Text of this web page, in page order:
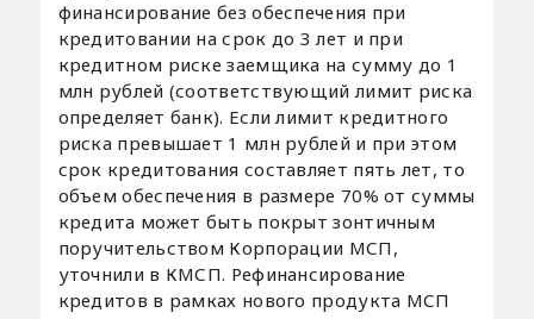
финансирование без обеспечения при
кредитовании на срок до 3 лет и при
кредитном риске заемщика на сумму до 1
млн рублей (соответствующий лимит риска
определяет банк). Если лимит кредитного
риска превышает 1 млн рублей и при этом
срок кредитования составляет пять лет, то
объем обеспечения в размере 70% от суммы
кредита может быть покрыт зонтичным
поручительством Корпорации МСП,
уточнили в КМСП. Рефинансирование
кредитов в рамках нового продукта МСП